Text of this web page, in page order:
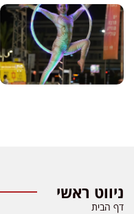
ניווט ראשי
דף הבית